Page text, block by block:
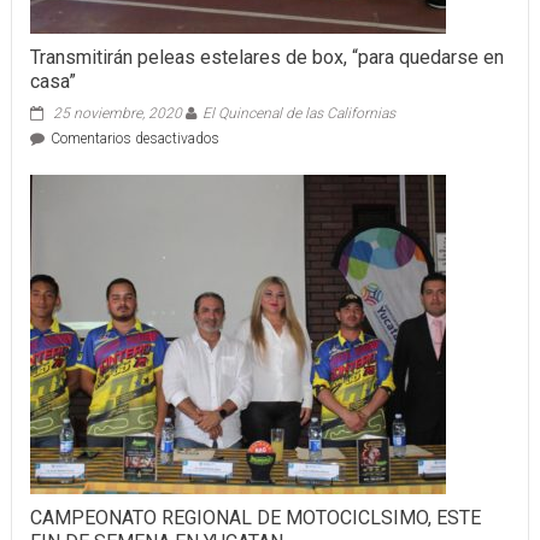
Transmitirán peleas estelares de box, “para quedarse en
casa”
25 noviembre, 2020
El Quincenal de las Californias
Comentarios desactivadosen
quedarse
en
casa”
CAMPEONATO REGIONAL DE MOTOCICLSIMO, ESTE